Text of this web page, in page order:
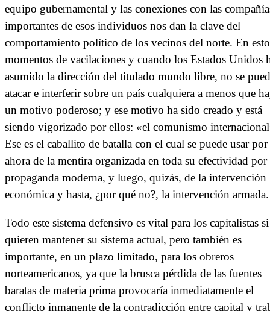
equipo gubernamental y las conexiones con las
importantes de esos individuos nos dan la clave del
comportamiento político de los vecinos del norte. En
momentos de vacilaciones y cuando los Estados Unidos
asumido la dirección del titulado mundo libre, no se
atacar e interferir sobre un país cualquiera a menos que
un motivo poderoso; y ese motivo ha sido creado y está
siendo vigorizado por ellos: «el comunismo
Ese es el caballito de batalla con el cual se puede usar por
ahora de la mentira organizada en toda su efectividad por
propaganda moderna, y luego, quizás, de la intervención
económica y hasta, ¿por qué no?, la intervención armada.
Todo este sistema defensivo es vital para los capitalistas si
quieren mantener su sistema actual, pero también es
importante, en un plazo limitado, para los obreros
norteamericanos, ya que la brusca pérdida de las fuentes
baratas de materia prima provocaría inmediatamente el
conflicto inmanente de la contradicción entre capital y